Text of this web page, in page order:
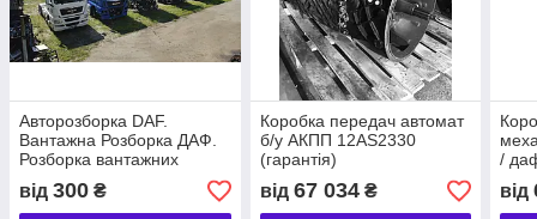
Авторозборка DAF.
Вантажна Розборка ДАФ.
Розборка вантажних
вантажівок і тягачів
від 300 ₴
Коробка передач автомат
б/у АКПП 12AS2330
(гарантія)
від 67 034₴
/
від